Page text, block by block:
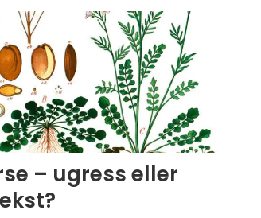
– ugress eller